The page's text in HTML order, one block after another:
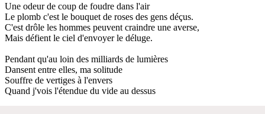
Une odeur de coup de foudre dans l'air
Le plomb c'est le bouquet de roses des gens déçus.
C'est drôle les hommes peuvent craindre une averse,
Mais défient le ciel d'envoyer le déluge.
Pendant qu'au loin des milliards de lumières
Dansent entre elles, ma solitude
Souffre de vertiges à l'envers
Quand j'vois l'étendue du vide au dessus